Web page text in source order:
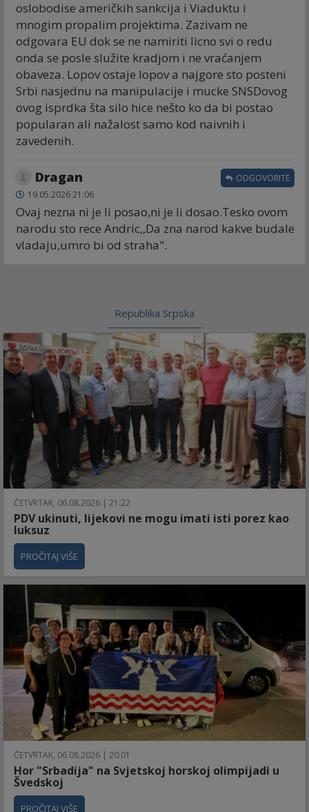
oslobodise američkih sankcija i Viaduktu i
mnogim propalim projektima. Zazivam ne
odgovara EU dok se ne namiriti licno svi o redu
onda se posle služite kradjom i ne vraćanjem
obaveza. Lopov ostaje lopov a najgore sto posteni
Srbi nasjednu na manipulacije i mucke SNSDovog
ovog isprdka šta silo hice nešto ko da bi postao
popularan ali nažalost samo kod naivnih i
zavedenih.
Dragan
19.05.2026 21:06
Ovaj nezna ni je li posao,ni je li dosao.Tesko ovom
narodu sto rece Andric,,Da zna narod kakve budale
vladaju,umro bi od straha".
ODGOVORITE
Republika Srpska
ČETVRTAK, 06.08.2026 | 21:22
PDV ukinuti, lijekovi ne mogu imati isti porez kao
luksuz
PROČITAJ VIŠE
ČETVRTAK, 06.08.2026 | 20:01
Hor "Srbadija" na Svjetskoj horskoj olimpijadi u
Švedskoj
PROČITAJ VIŠE